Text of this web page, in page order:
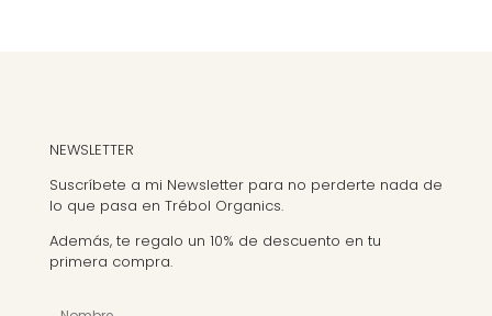
NEWSLETTER
Suscríbete a mi Newsletter para no perderte nada de
lo que pasa en Trébol Organics.
Además, te regalo un 10% de descuento en tu
primera compra.